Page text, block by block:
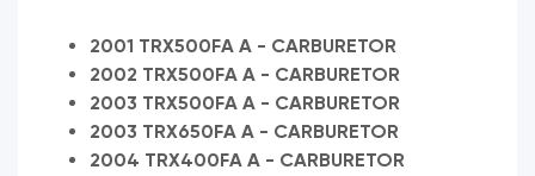
2001 TRX500FA A - CARBURETOR
2002 TRX500FA A - CARBURETOR
2003 TRX500FA A - CARBURETOR
2003 TRX650FA A - CARBURETOR
2004 TRX400FA A - CARBURETOR